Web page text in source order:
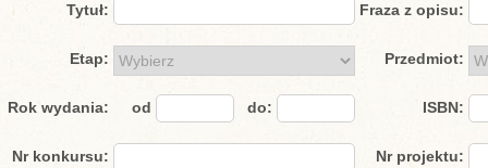
Tytuł: Fraza z opisu:
Etap: Przedmiot:
Rok wydania: od do: ISBN:
Nr konkursu: Nr projektu: